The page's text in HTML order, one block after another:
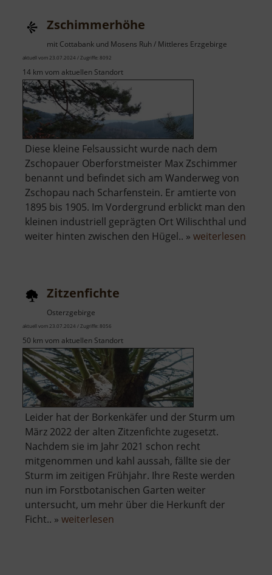
Zschimmerhöhe
mit Cottabank und Mosens Ruh / Mittleres Erzgebirge
aktuell vom 23.07.2024 / Zugriffe: 8092
14 km vom aktuellen Standort
Diese kleine Felsaussicht wurde nach dem
Zschopauer Oberforstmeister Max Zschimmer
benannt und befindet sich am Wanderweg von
Zschopau nach Scharfenstein. Er amtierte von
1895 bis 1905. Im Vordergrund erblickt man den
kleinen industriell geprägten Ort Wilischthal und
weiter hinten zwischen den Hügel.. » weiterlesen
Zitzenfichte
Osterzgebirge
aktuell vom 23.07.2024 / Zugriffe: 8056
50 km vom aktuellen Standort
Leider hat der Borkenkäfer und der Sturm um
März 2022 der alten Zitzenfichte zugesetzt.
Nachdem sie im Jahr 2021 schon recht
mitgenommen und kahl aussah, fällte sie der
Sturm im zeitigen Frühjahr. Ihre Reste werden
nun im Forstbotanischen Garten weiter
untersucht, um mehr über die Herkunft der
Ficht.. » weiterlesen